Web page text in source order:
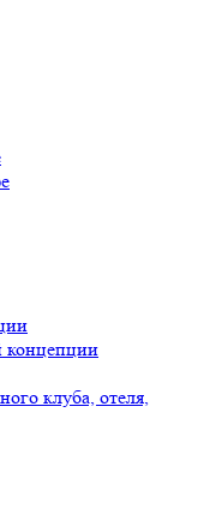
концепции
клуба, отеля,